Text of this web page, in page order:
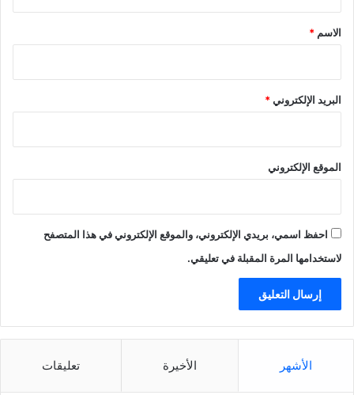
*
الاسم *
البريد الإلكتروني*
الموقع الإلكتروني
احفظ اسمي، بريدي الإلكتروني، والموقع الإلكتروني في هذا المتصفح
لاستخدامها المرة المقبلة في تعليقي.
الأشهر الأخيرة تعليقات